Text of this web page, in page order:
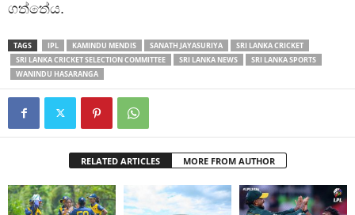
ගත්තේය.
TAGS IPL KAMINDU MENDIS SANATH JAYASURIYA
SRI LANKA CRICKET
SRI LANKA CRICKET SELECTION COMMITTEE
SRI LANKA NEWS
SRI LANKA SPORTS
WANINDU HASARANGA
RELATED ARTICLES MORE FROM AUTHOR